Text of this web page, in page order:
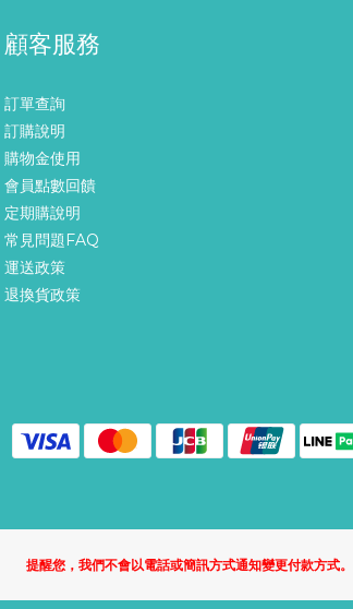
顧客服務
訂單查詢
訂購說明
購物金使用
會員點數回饋
定期購說明
常見問題FAQ
運送政策
退換貨政策
提醒您，我們不會以電話或簡訊方式通知變更付款方式。